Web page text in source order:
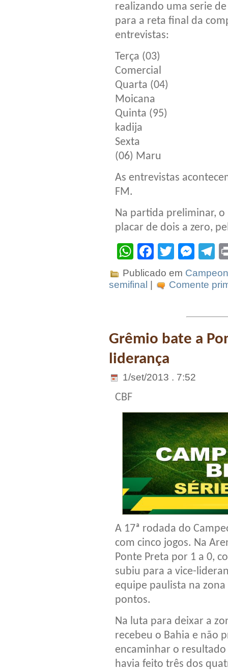
realizando uma serie
para a reta final da
entrevistas:
Terça (03)
Comercial
Quarta (04)
Moicana
Quinta (95)
kadija
Sexta
(06) Maru
As entrevistas
FM.
Na partida preliminar, o
placar de dois a zero,
WhatsApp
Facebook
Twitter
Publicado em
semifinal
Comente
Grêmio bate a
liderança
1/set/2013 . 7:52
CBF
A 17ª rodada do
com cinco jogos. Na
Ponte Preta por 1 a 0,
subiu para a vice-
equipe paulista na
pontos.
Na luta para deixar a
recebeu o Bahia e não
encaminhar o
havia feito três dos